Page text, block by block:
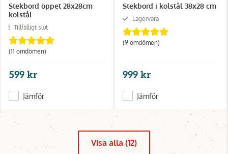
Stekbord öppet 28x28cm
kolstål
Tillfälligt slut
(11 omdömen)
599 kr
Jämför
Stekbord i kolstål 38x28 cm
Lagervara
(9 omdömen)
999 kr
Jämför
Visa alla (12)